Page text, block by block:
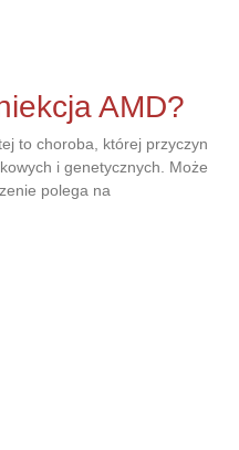
AMD?
to choroba, której przyczyn
i genetycznych. Może
polega na